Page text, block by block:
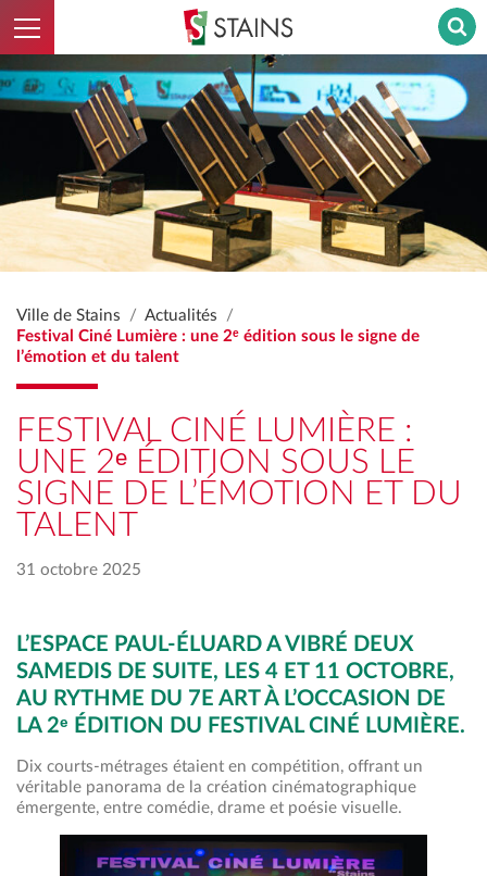
Ouvrir le menu Stains - Retour à l'accueil
Ville de Stains
Actualités
Festival Ciné Lumière : une 2ᵉ édition sous le signe de
l’émotion et du talent
FESTIVAL CINÉ LUMIÈRE :
UNE 2ᵉ ÉDITION SOUS LE
SIGNE DE L’ÉMOTION ET DU
TALENT
31 octobre 2025
L’ESPACE PAUL-ÉLUARD A VIBRÉ DEUX
SAMEDIS DE SUITE, LES 4 ET 11 OCTOBRE,
AU RYTHME DU 7E ART À L’OCCASION DE
LA 2ᵉ ÉDITION DU FESTIVAL CINÉ LUMIÈRE.
Dix courts-métrages étaient en compétition, offrant un
véritable panorama de la création cinématographique
émergente, entre comédie, drame et poésie visuelle.